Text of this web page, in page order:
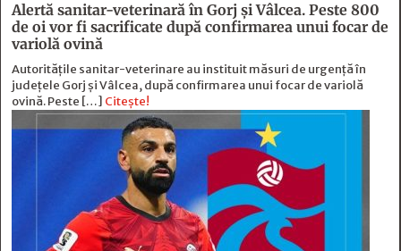
Alertă sanitar-veterinară în Gorj și Vâlcea. Peste 800
de oi vor fi sacrificate după confirmarea unui focar de
variolă ovină
Autoritățile sanitar-veterinare au instituit măsuri de urgență în
județele Gorj și Vâlcea, după confirmarea unui focar de variolă
ovină. Peste […] Citește!